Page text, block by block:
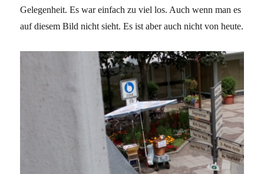
Gelegenheit. Es war einfach zu viel los. Auch wenn man es
auf diesem Bild nicht sieht. Es ist aber auch nicht von heute.